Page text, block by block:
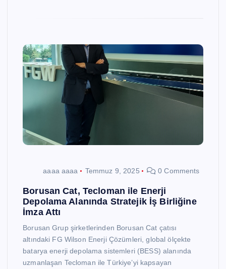
aaaa aaaa Temmuz 9, 2025 0 Comments
Borusan Cat, Tecloman ile Enerji
Depolama Alanında Stratejik İş Birliğine
İmza Attı
Borusan Grup şirketlerinden Borusan Cat çatısı
altındaki FG Wilson Enerji Çözümleri, global ölçekte
batarya enerji depolama sistemleri (BESS) alanında
uzmanlaşan Tecloman ile Türkiye’yi kapsayan